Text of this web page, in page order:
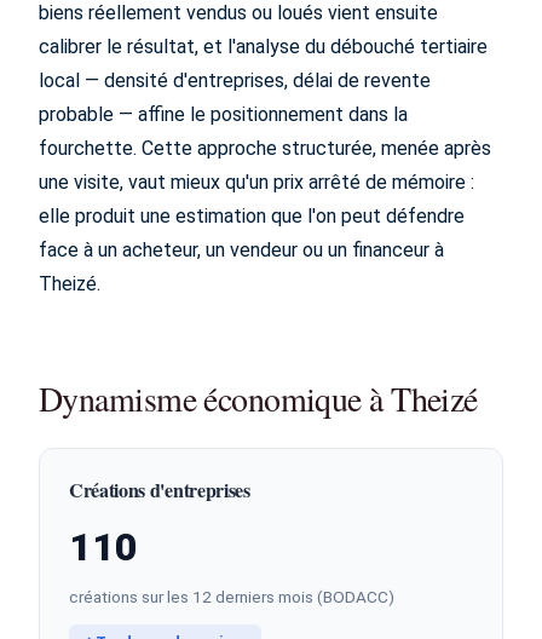
biens réellement vendus ou loués vient ensuite
calibrer le résultat, et l'analyse du débouché tertiaire
local — densité d'entreprises, délai de revente
probable — affine le positionnement dans la
fourchette. Cette approche structurée, menée après
une visite, vaut mieux qu'un prix arrêté de mémoire :
elle produit une estimation que l'on peut défendre
face à un acheteur, un vendeur ou un financeur à
Theizé.
Dynamisme économique à Theizé
Créations d'entreprises
110
créations sur les 12 derniers mois (BODACC)